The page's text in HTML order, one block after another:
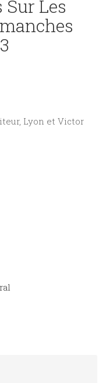
Sur Les
Lyon et Victor